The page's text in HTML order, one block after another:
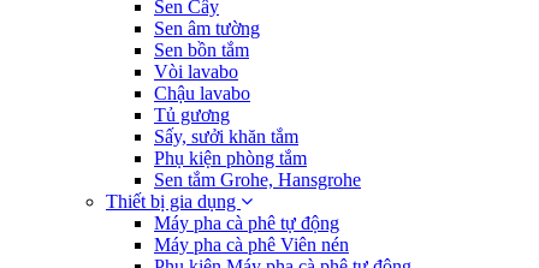
Sen Cây
Sen âm tường
Sen bồn tắm
Vòi lavabo
Chậu lavabo
Tủ gương
Sấy, sưởi khăn tắm
Phụ kiện phòng tắm
Sen tắm Grohe, Hansgrohe
Thiết bị gia dụng
Máy pha cà phê tự động
Máy pha cà phê Viên nén